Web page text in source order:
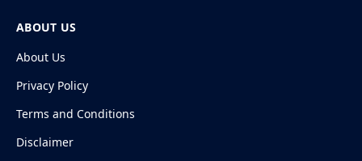
ABOUT US
About Us
Privacy Policy
Terms and Conditions
Disclaimer